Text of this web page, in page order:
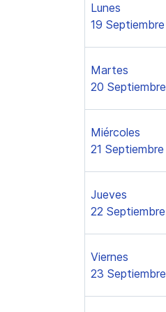
Lunes
19 Septiembre
Martes
20 Septiembre
Miércoles
21 Septiembre
Jueves
22 Septiembre
Viernes
23 Septiembre